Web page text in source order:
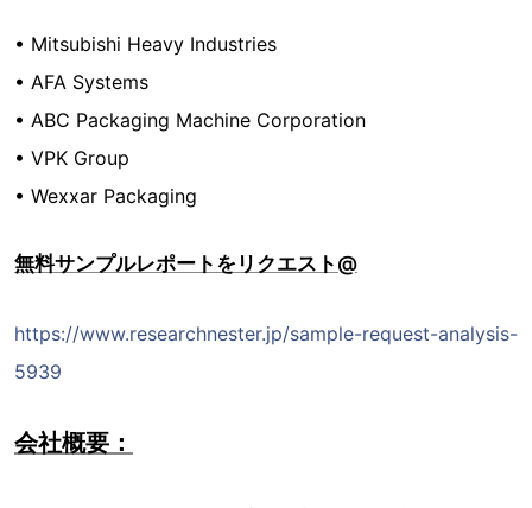
• Mitsubishi Heavy Industries
• AFA Systems
• ABC Packaging Machine Corporation
• VPK Group
• Wexxar Packaging
無料サンプルレポートをリクエスト@
https://www.researchnester.jp/sample-request-analysis-
5939
会社概要：